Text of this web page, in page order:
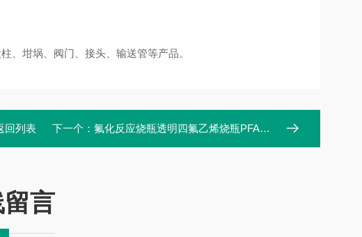
、坩埚、阀门、接头、输送管等产品。
回列表 下一个： 氟化反应烧瓶透明四氟乙烯烧瓶PFA蒸馏瓶
言